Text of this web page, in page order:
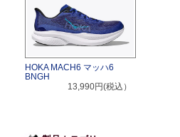
HOKA MACH6 マッハ6
BNGH
13,990円(税込）